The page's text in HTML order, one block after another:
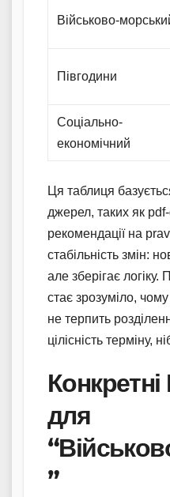
Військово-
Півгодини
Соціально-
економічний
Ця таблиця
джерел, таких як
рекомендації на
стабільність змін:
але зберігає логіку.
стає зрозуміло,
не терпить
цілісність терміну,
для
”